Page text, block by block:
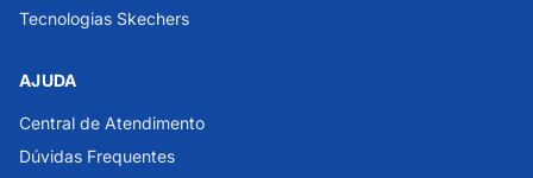
Tecnologias Skechers
AJUDA
Central de Atendimento
Dúvidas Frequentes